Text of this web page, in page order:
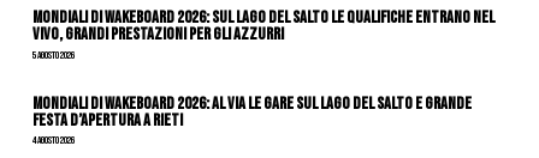
Mondiali di Wakeboard 2026: sul Lago del Salto le qualifiche entrano nel
vivo, grandi prestazioni per gli azzurri
5 Agosto 2026
Mondiali di Wakeboard 2026: al via le gare sul Lago del Salto e grande
festa d’apertura a Rieti
4 Agosto 2026